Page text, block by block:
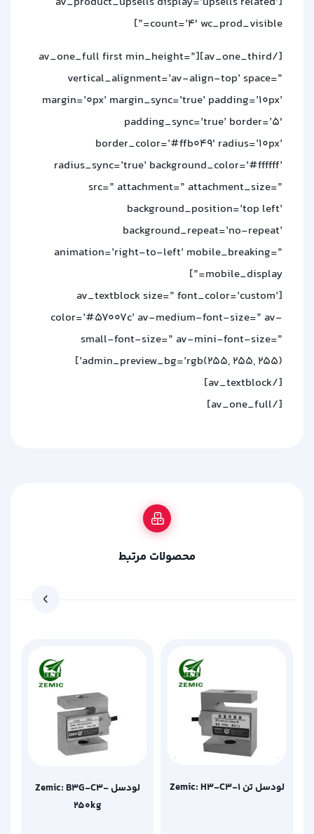
count=’4′ wc_prod_visible=”]
[/av_one_third][av_one_full first min_height=”
vertical_alignment=’av-align-top’ space=”
margin=’0px’ margin_sync=’true’ padding=’10px’
padding_sync=’true’ border=’5′
border_color=’#ffb049′ radius=’10px’
radius_sync=’true’ background_color=’#ffffff’
src=” attachment=” attachment_size=”
background_position=’top left’
background_repeat=’no-repeat’
animation=’right-to-left’ mobile_breaking=”
mobile_display=”]
[av_textblock size=” font_color=’custom’
color=’#57007c’ av-medium-font-size=” av-
small-font-size=” av-mini-font-size=”
admin_preview_bg=’rgb(255, 255, 255)’]
[/av_textblock]
[/av_one_full]
محصولات مرتبط
لودسل تن Zemic: H3-C3-1
لودسل Zemic: B3G-C3-
250kg